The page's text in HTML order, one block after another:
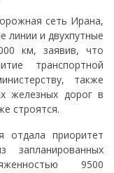
сеть Ирана,
линии и двухпутные
км, заявив, что
транспортной
также
железных дорог в
строятся.
отдала приоритет
запланированных
9500